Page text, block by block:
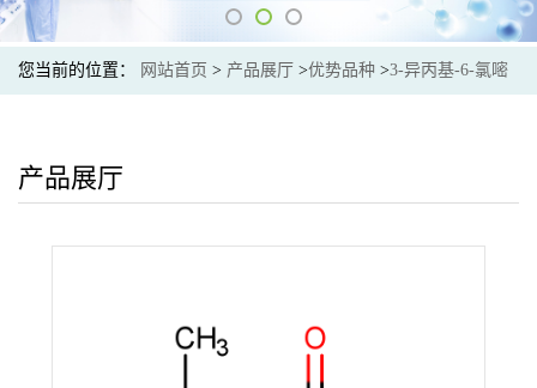
您当前的位置： 网站首页 > 产品展厅 >优势品种 >3-异丙基-6-氯嘧
产品展厅